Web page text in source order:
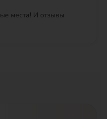
места! И отзывы